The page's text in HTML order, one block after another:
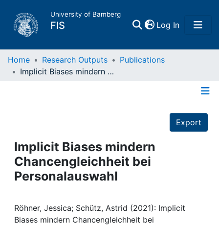
University of Bamberg
FIS Log In(current)
Home
Projects
People
Awards
Home Research Outputs
Publications
Implicit Biases mindern Chancengleichheit bei Personalauswahl
Export
Implicit Biases mindern
Chancengleichheit bei
Personalauswahl
Röhner, Jessica; Schütz, Astrid (2021): Implicit
Biases mindern Chancengleichheit bei